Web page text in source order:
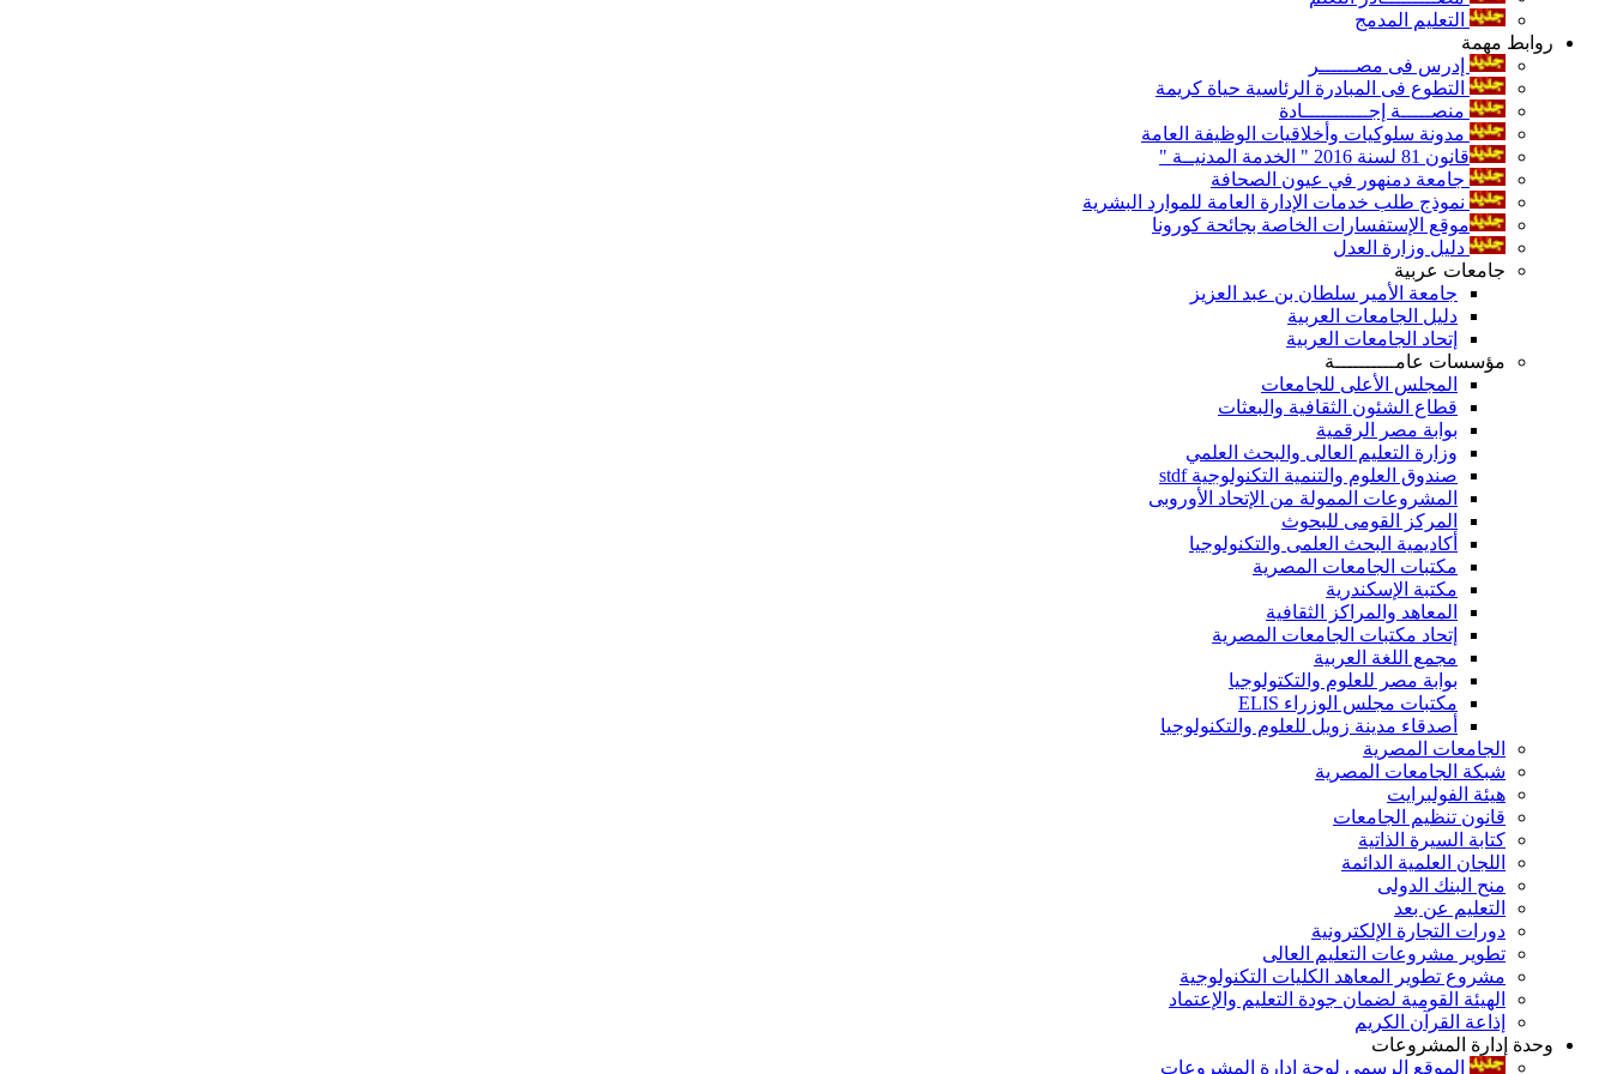
التعليم المدمج
روابط مهمة
إدرس فى مصــــــر
التطوع فى المبادرة الرئاسية حياة كريمة
منصـــــة إجـــــــــــادة
مدونة سلوكيات وأخلاقيات الوظيفة العامة
قانون 81 لسنة 2016 " الخدمة المدنيــة "
جامعة دمنهور في عيون الصحافة
نموذج طلب خدمات الإدارة العامة للموارد البشرية
موقع الإستفسارات الخاصة بجائحة كورونا
دليل وزارة العدل
جامعات عربية
جامعة الأمير سلطان بن عبد العزيز
دليل الجامعات العربية
إتحاد الجامعات العربية
مؤسسات عامــــــــــة
المجلس الأعلى للجامعات
قطاع الشئون الثقافية والبعثات
بوابة مصر الرقمية
وزارة التعليم العالى والبحث العلمي
صندوق العلوم والتنمية التكنولوجية stdf
المشروعات الممولة من الإتحاد الأوروبى
المركز القومى للبحوث
أكاديمية البحث العلمى والتكنولوجيا
مكتبات الجامعات المصرية
مكتبة الإسكندرية
المعاهد والمراكز الثقافية
إتحاد مكتبات الجامعات المصرية
مجمع اللغة العربية
بوابة مصر للعلوم والتكتولوجيا
مكتبات مجلس الوزراء ELIS
أصدقاء مدينة زويل للعلوم والتكنولوجيا
الجامعات المصرية
شبكة الجامعات المصرية
هيئة الفولبرايت
قانون تنظيم الجامعات
كتابة السيرة الذاتية
اللجان العلمية الدائمة
منح البنك الدولى
التعليم عن بعد
دورات التجارة الإلكترونية
تطوير مشروعات التعليم العالى
مشروع تطوير المعاهد الكليات التكنولوجية
الهيئة القومية لضمان جودة التعليم والإعتماد
إذاعة القرآن الكريم
وحدة إدارة المشروعات
الموقع الرسمى لوحة إدارة المشروعات